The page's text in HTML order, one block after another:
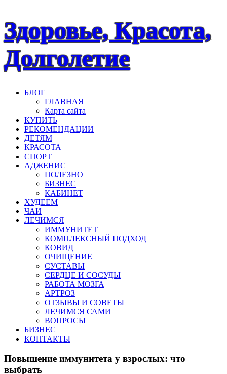
Наверх
Здоровье, Красота,
Долголетие
БЛОГ
ГЛАВНАЯ
Карта сайта
КУПИТЬ
РЕКОМЕНДАЦИИ
ДЕТЯМ
КРАСОТА
СПОРТ
АДЖЕНИС
ПОЛЕЗНО
БИЗНЕС
КАБИНЕТ
ХУДЕЕМ
ЧАИ
ЛЕЧИМСЯ
ИММУНИТЕТ
КОМПЛЕКСНЫЙ ПОДХОД
КОВИД
ОЧИЩЕНИЕ
СУСТАВЫ
СЕРДЦЕ И СОСУДЫ
РАБОТА МОЗГА
АРТРОЗ
ОТЗЫВЫ И СОВЕТЫ
ЛЕЧИМСЯ САМИ
ВОПРОСЫ
БИЗНЕС
КОНТАКТЫ
Повышение иммунитета у взрослых: что
выбрать